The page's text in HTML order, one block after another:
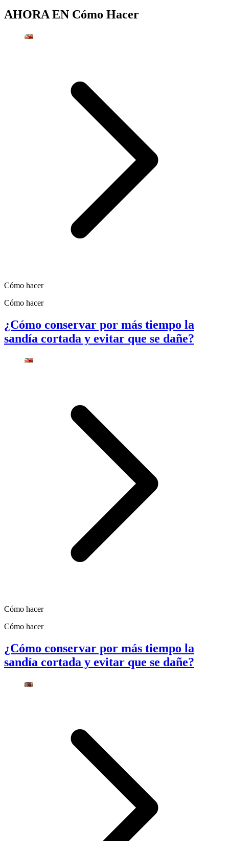
AHORA EN Cómo Hacer
Cómo hacer
Cómo hacer
¿Cómo conservar por más tiempo la
sandía cortada y evitar que se dañe?
Cómo hacer
Cómo hacer
¿Cómo conservar por más tiempo la
sandía cortada y evitar que se dañe?